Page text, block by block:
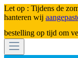
Let op : Tijdens de
hanteren wij
bestelling op tijd om